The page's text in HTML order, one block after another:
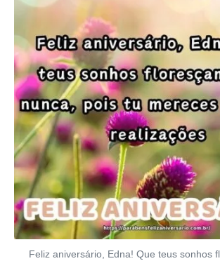
Feliz aniversário, Edna! Que teus sonhos